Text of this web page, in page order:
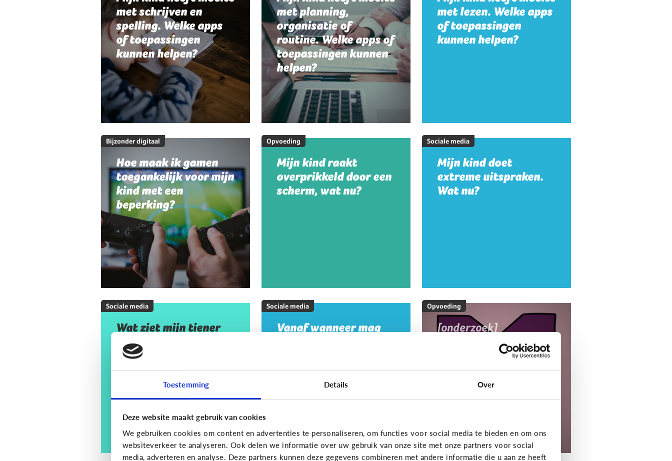
Toestemming Details Over
Deze website maakt gebruik van cookies
We gebruiken cookies om content en advertenties te personaliseren, om functies voor social media te bieden en om ons
websiteverkeer te analyseren. Ook delen we informatie over uw gebruik van onze site met onze partners voor social
media, adverteren en analyse. Deze partners kunnen deze gegevens combineren met andere informatie die u aan ze heeft
met schrijven en
spelling. Welke apps
of toepassingen
kunnen helpen?
met planning,
organisatie of
routine. Welke apps of
toepassingen kunnen
helpen?
met lezen. Welke apps
of toepassingen
kunnen helpen?
Bijzonder digitaal
Hoe maak ik gamen
toegankelijk voor mijn
kind met een
beperking?
Opvoeding
Mijn kind raakt
overprikkeld door een
scherm, wat nu?
Sociale media
Mijn kind doet
extreme uitspraken.
Wat nu?
Sociale media
Wat ziet mijn tiener
op sociale media? En
moet ik mij daar
zorgen om maken?
Sociale media
Vanaf wanneer mag
Opvoeding
[onderzoek]
MediaNest Cijfers
2025 - Kom alles te
weten over het
mediagebruik en de
mediaopvoeding in
Ontdek het onderzoek!